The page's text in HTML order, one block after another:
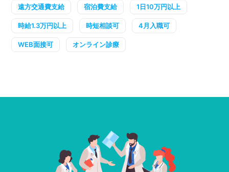
遠方交通費支給 宿泊費支給 1日10万円以上
時給1.3万円以上 時短相談可 4月入職可
WEB面接可 オンライン診療